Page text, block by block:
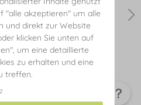
"alle akzeptieren" um alle
und direkt zur Website
klicken Sie unten auf
um eine detaillierte
zu erhalten und eine
treffen.